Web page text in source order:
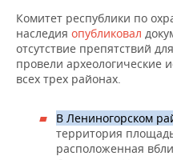
ВОЛЕЙБОЛ
КИБЕРСПОРТ
ВОДНЫЕ ВИДЫ СПОРТА
ИСТОРИЯ
КУЛЬТУРА
ОБРАЗОВАНИЕ
СПИСОК ПЕРСОН
СПИСОК КОМПАНИЙ
ПОЛНАЯ ВЕРСИЯ
Комитет республики по
наследия опубликовал
отсутствие препятствий
провели археологические
всех трех районах.
В Лениногорском
территория
расположенная